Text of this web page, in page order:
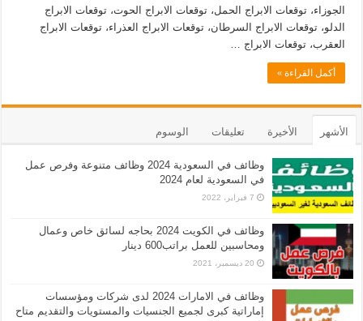
الجوزاء، توقعات الابراج الحمل، توقعات الابراج الحوت، توقعات الابراج
الدلو، توقعات الابراج السرطان، توقعات الابراج العذراء، توقعات الابراج
العقرب، توقعات الابراج …
أكمل القراءة »
الأشهر الأخيرة تعليقات الوسوم
وظائف في السعودية 2024 وظائف متنوعة وفرص عمل
في السعودية لعام 2024
7 فبراير، 2022
وظائف في الكويت 2024 بحاجه لسائق خاص وعمال
ومحاسبين للعمل براتب600 دينار
20 ديسمبر، 2021
وظائف في الامارات 2024 لدى شركات ومؤسسات
إماراتية كبرى لجميع الجنسيات والمستويات والتقديم متاح